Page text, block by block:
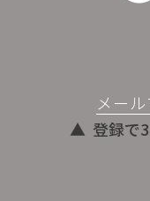
メー
登録で